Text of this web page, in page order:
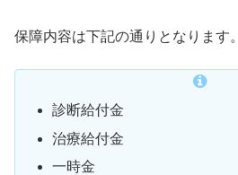
保障内容は下記の通りとなります。
診断給付金
治療給付金
一時金